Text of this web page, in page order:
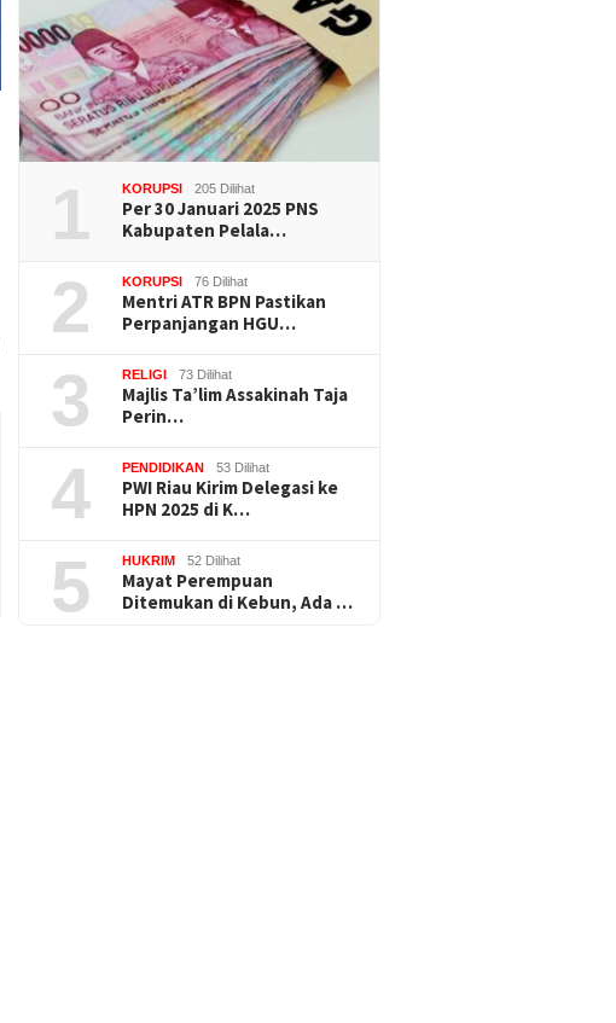
1 KORUPSI 205 Dilihat
Per 30 Januari 2025 PNS
Kabupaten Pelala…
2 KORUPSI 76 Dilihat
Mentri ATR BPN Pastikan
Perpanjangan HGU…
3 RELIGI 73 Dilihat
Majlis Ta’lim Assakinah Taja
Perin…
4 PENDIDIKAN 53 Dilihat
PWI Riau Kirim Delegasi ke
HPN 2025 di K…
5 HUKRIM 52 Dilihat
Mayat Perempuan
Ditemukan di Kebun, Ada …